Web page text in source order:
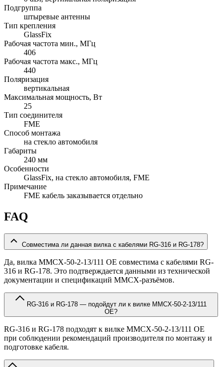
Подгруппа
штыревые антенны
Тип крепления
GlassFix
Рабочая частота мин., МГц
406
Рабочая частота макс., МГц
440
Поляризация
вертикальная
Максимальная мощность, Вт
25
Тип соединителя
FME
Способ монтажа
на стекло автомобиля
Габариты
240 мм
Особенности
GlassFix, на стекло автомобиля, FME
Примечание
FME кабель заказывается отдельно
FAQ
Совместима ли данная вилка с кабелями RG-316 и RG-178?
Да, вилка MMCX-50-2-13/111 OE совместима с кабелями RG-
316 и RG-178. Это подтверждается данными из технической
документации и спецификаций MMCX-разъёмов.
OE?
RG-316 и RG-178 подходят к вилке MMCX-50-2-13/111 OE
при соблюдении рекомендаций производителя по монтажу и
подготовке кабеля.